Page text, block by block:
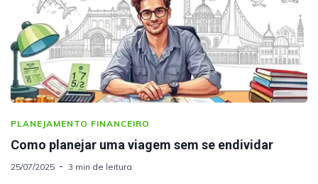
PLANEJAMENTO FINANCEIRO
Como planejar uma viagem sem se endividar
25/07/2025 3 min de leitura